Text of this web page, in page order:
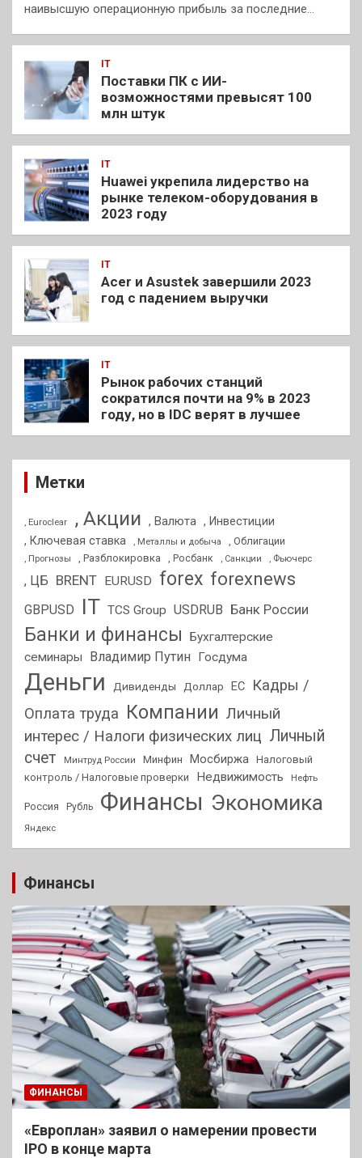
наивысшую операционную прибыль за последние…
IT
Поставки ПК с ИИ-
возможностями превысят 100
млн штук
IT
Huawei укрепила лидерство на
рынке телеком-оборудования в
2023 году
IT
Acer и Asustek завершили 2023
год с падением выручки
IT
Рынок рабочих станций
сократился почти на 9% в 2023
году, но в IDC верят в лучшее
Метки
, Euroclear , Акции , Валюта , Инвестиции
, Ключевая ставка
, Металлы и добыча , Облигации
, Прогнозы , Разблокировка , Росбанк , Санкции , Фьючерс
, ЦБ BRENT EURUSD forex forexnews
GBPUSD IT TCS Group USDRUB Банк России
Банки и финансы
Бухгалтерские
семинары
Владимир Путин Госдума
Деньги Дивиденды Доллар ЕС
Кадры /
Оплата труда Компании Личный
интерес / Налоги физических лиц Личный
счет
Минтруд России Минфин Мосбиржа Налоговый
контроль / Налоговые проверки
Недвижимость Нефть
Россия Рубль Финансы Экономика
Яндекс
Финансы
ФИНАНСЫ
«Европлан» заявил о намерении провести
IPO в конце марта